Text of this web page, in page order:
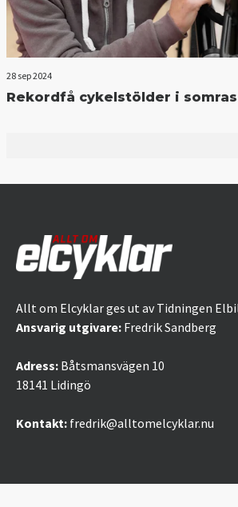
28 sep 2024
Rekordfå cykelstölder i somras
Allt om Elcyklar ges ut av Tidningen
Ansvarig utgivare: Fredrik Sandberg
Adress: Båtsmansvägen 10
18141 Lidingö
Kontakt: fredrik@alltomelcyklar.nu